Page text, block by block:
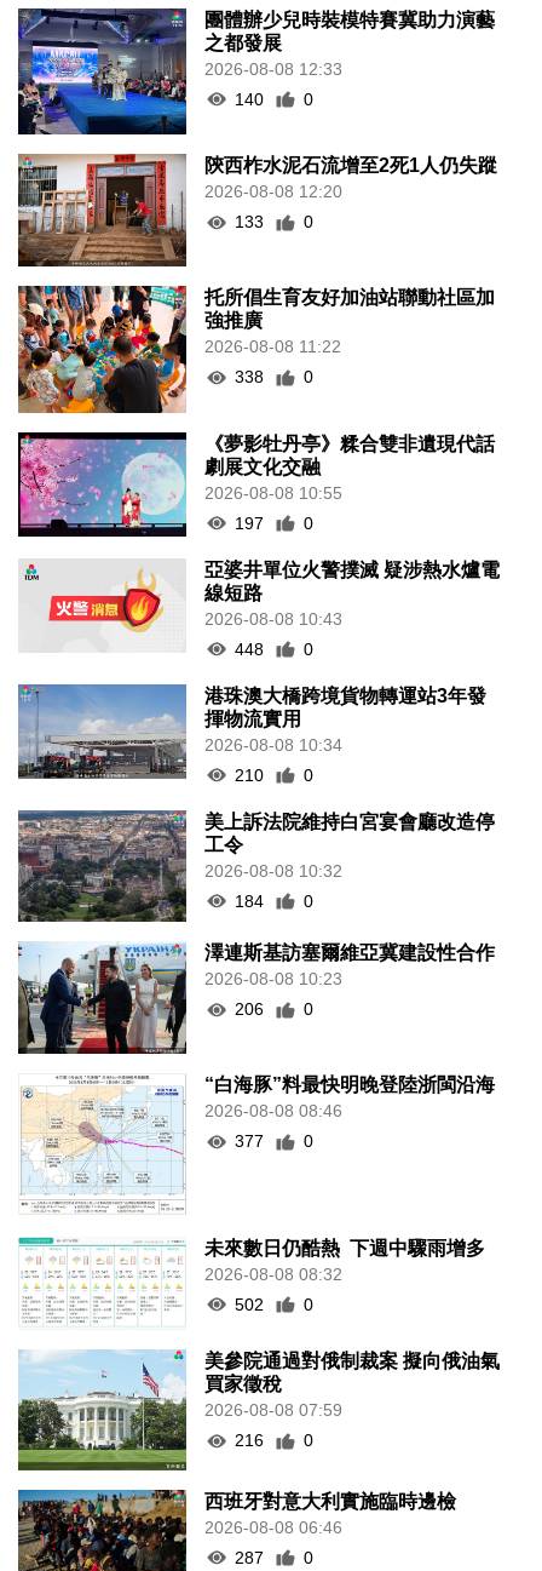
團體辦少兒時裝模特賽冀助力演藝
之都發展
2026-08-08 12:33
140
0
陝西柞水泥石流增至2死1人仍失蹤
2026-08-08 12:20
133
0
托所倡生育友好加油站聯動社區加
強推廣
2026-08-08 11:22
338
0
《夢影牡丹亭》糅合雙非遺現代話
劇展文化交融
2026-08-08 10:55
197
0
亞婆井單位火警撲滅 疑涉熱水爐電
線短路
2026-08-08 10:43
448
0
港珠澳大橋跨境貨物轉運站3年發
揮物流實用
2026-08-08 10:34
210
0
美上訴法院維持白宮宴會廳改造停
工令
2026-08-08 10:32
184
0
澤連斯基訪塞爾維亞冀建設性合作
2026-08-08 10:23
206
0
“白海豚”料最快明晚登陸浙閩沿海
2026-08-08 08:46
377
0
未來數日仍酷熱 下週中驟雨增多
2026-08-08 08:32
502
0
美參院通過對俄制裁案 擬向俄油氣
買家徵稅
2026-08-08 07:59
216
0
西班牙對意大利實施臨時邊檢
2026-08-08 06:46
287
0